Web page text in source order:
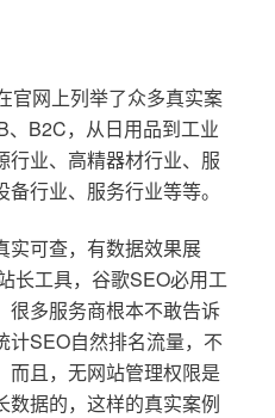
官网上列举了众多真实案
B2C，从日用品到工业
行业、高精器材行业、服
行业、服务行业等等。
实可查，有数据效果展
长工具，谷歌SEO必用工
很多服务商根本不敢告诉
计SEO自然排名流量，不
而且，无网站管理权限是
数据的，这样的真实案例